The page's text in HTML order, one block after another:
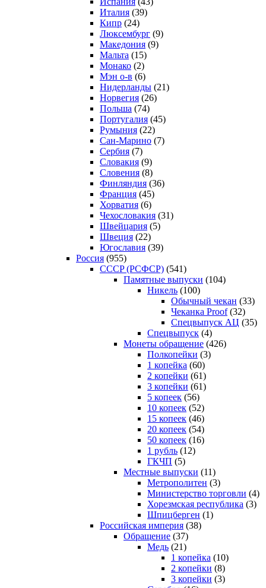
Италия (39)
Кипр (24)
Люксембург (9)
Македония (9)
Мальта (15)
Монако (2)
Мэн о-в (6)
Нидерланды (21)
Норвегия (26)
Польша (74)
Португалия (45)
Румыния (22)
Сан-Марино (7)
Сербия (7)
Словакия (9)
Словения (8)
Финляндия (36)
Франция (45)
Хорватия (6)
Чехословакия (31)
Швейцария (5)
Швеция (22)
Югославия (39)
Россия (955)
CCCP (РСФСР) (541)
Памятные выпуски (104)
Никель (100)
Обычный чекан (33)
Чеканка Proof(32)
Спецвыпуск АЦ (35)
Спецвыпуск (4)
Монеты обращение (426)
Полкопейки (3)
1 копейка (60)
2 копейки (61)
3 копейки (61)
5 копеек (56)
10 копеек (52)
15 копеек (46)
20 копеек (54)
50 копеек (16)
1 рубль (12)
ГКЧП (5)
Местные выпуски (11)
Метрополитен (3)
Министерство торговли (4)
Хорезмская республика (3)
Шпицберген (1)
Российская империя (38)
Обращение (37)
Медь (21)
1 копейка (10)
2 копейки (8)
3 копейки (3)